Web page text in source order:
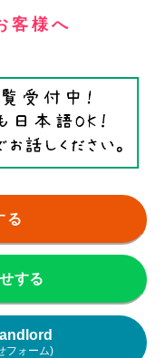
客様へ
る
する
フォーム)